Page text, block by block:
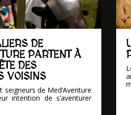
DE
PARTENT À
DES
VOISINS
seigneurs de Med’Aventure
intention de s’aventurer